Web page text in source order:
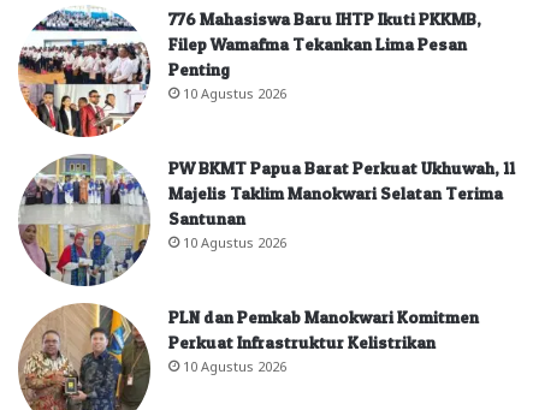
776 Mahasiswa Baru IHTP Ikuti PKKMB,
Filep Wamafma Tekankan Lima Pesan
Penting
10 Agustus 2026
PW BKMT Papua Barat Perkuat Ukhuwah, 11
Majelis Taklim Manokwari Selatan Terima
Santunan
10 Agustus 2026
PLN dan Pemkab Manokwari Komitmen
Perkuat Infrastruktur Kelistrikan
10 Agustus 2026